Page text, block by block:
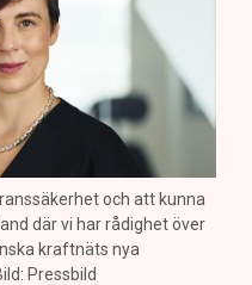
och att kunna
där vi har rådighet över
kraftnäts nya
Pressbild